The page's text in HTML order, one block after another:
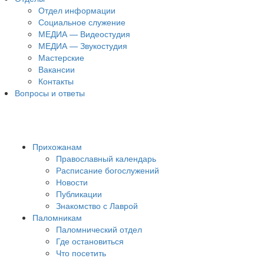
Отдел информации
Социальное служение
МЕДИА — Видеостудия
МЕДИА — Звукостудия
Мастерские
Вакансии
Контакты
Вопросы и ответы
Прихожанам
Православный календарь
Расписание богослужений
Новости
Публикации
Знакомство с Лаврой
Паломникам
Паломнический отдел
Где остановиться
Что посетить